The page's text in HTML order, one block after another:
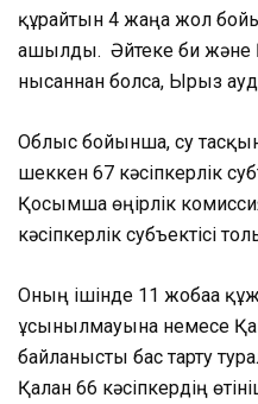
құрайтын 4 жаңа жол
ашылды. Әйтеке би және
нысаннан болса, Ырғыз
Облыс бойынша, су
шеккен 67 кәсіпкерлік
Қосымша өңірлік
кәсіпкерлік субъектісі
Оның ішінде 11 жобаға
ұсынылмауына немесе
байланысты бас тарту
Қалған 66 кәсіпкердің